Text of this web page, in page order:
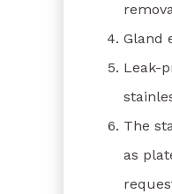
Gland
Leak-
The
as